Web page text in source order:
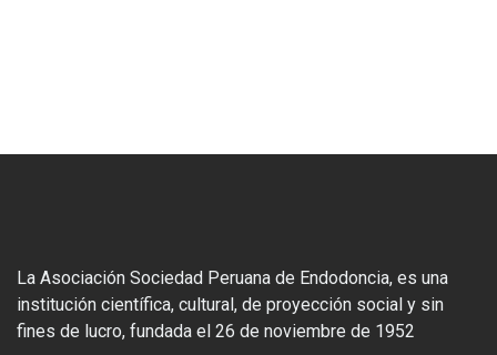
La Asociación Sociedad Peruana de Endodoncia, es una
institución científica, cultural, de proyección social y sin
fines de lucro, fundada el 26 de noviembre de 1952